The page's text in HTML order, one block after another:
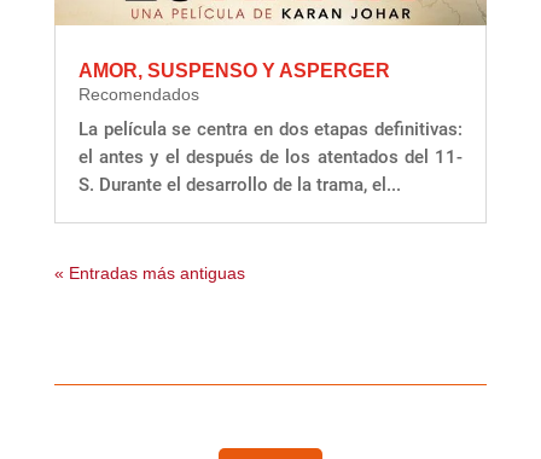
AMOR, SUSPENSO Y ASPERGER
Recomendados
La película se centra en dos etapas definitivas:
el antes y el después de los atentados del 11-
S. Durante el desarrollo de la trama, el...
« Entradas más antiguas